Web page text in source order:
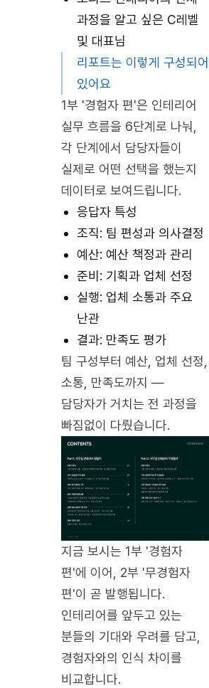
과정을 알고 싶은 C레벨
및 대표님
리포트는 이렇게 구성되어
있어요
1부 '경험자 편'은 인테리어
실무 흐름을 6단계로 나눠,
각 단계에서 담당자들이
실제로 어떤 선택을 했는지
데이터로 보여드립니다.
응답자 특성
조직: 팀 편성과 의사결정
예산: 예산 책정과 관리
준비: 기획과 업체 선정
실행: 업체 소통과 주요
난관
결과: 만족도 평가
팀 구성부터 예산, 업체 선정,
소통, 만족도까지 —
담당자가 거치는 전 과정을
빠짐없이 다뤘습니다.
지금 보시는 1부 '경험자
편'에 이어, 2부 '무경험자
편'이 곧 발행됩니다.
인테리어를 앞두고 있는
분들의 기대와 우려를 담고,
경험자와의 인식 차이를
비교합니다.